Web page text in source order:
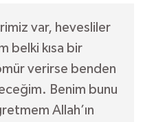
var, hevesliler
belki kısa bir
verirse benden
Benim bunu
Allah’ın